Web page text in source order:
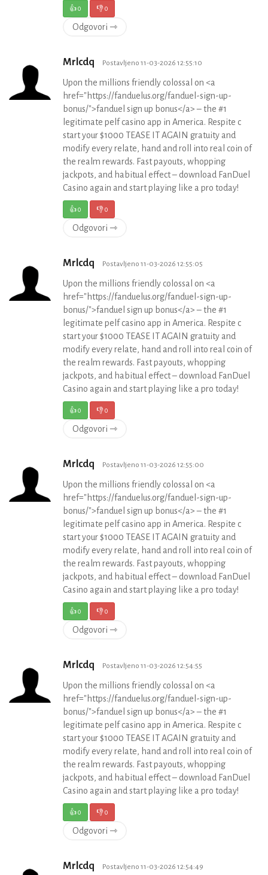
👍0 👎0
Odgovori ⇾
Mrlcdq Postavljeno 11-03-2026 12:55:10
Upon the millions friendly colossal on <a
href="https://fanduelus.org/fanduel-sign-up-
bonus/">fanduel sign up bonus</a> – the #1
legitimate pelf casino app in America. Respite c
start your $1000 TEASE IT AGAIN gratuity and
modify every relate, hand and roll into real coin of
the realm rewards. Fast payouts, whopping
jackpots, and habitual effect – download FanDuel
Casino again and start playing like a pro today!
👍0 👎0
Odgovori ⇾
Mrlcdq Postavljeno 11-03-2026 12:55:05
Upon the millions friendly colossal on <a
href="https://fanduelus.org/fanduel-sign-up-
bonus/">fanduel sign up bonus</a> – the #1
legitimate pelf casino app in America. Respite c
start your $1000 TEASE IT AGAIN gratuity and
modify every relate, hand and roll into real coin of
the realm rewards. Fast payouts, whopping
jackpots, and habitual effect – download FanDuel
Casino again and start playing like a pro today!
👍0 👎0
Odgovori ⇾
Mrlcdq Postavljeno 11-03-2026 12:55:00
Upon the millions friendly colossal on <a
href="https://fanduelus.org/fanduel-sign-up-
bonus/">fanduel sign up bonus</a> – the #1
legitimate pelf casino app in America. Respite c
start your $1000 TEASE IT AGAIN gratuity and
modify every relate, hand and roll into real coin of
the realm rewards. Fast payouts, whopping
jackpots, and habitual effect – download FanDuel
Casino again and start playing like a pro today!
👍0 👎0
Odgovori ⇾
Mrlcdq Postavljeno 11-03-2026 12:54:55
Upon the millions friendly colossal on <a
href="https://fanduelus.org/fanduel-sign-up-
bonus/">fanduel sign up bonus</a> – the #1
legitimate pelf casino app in America. Respite c
start your $1000 TEASE IT AGAIN gratuity and
modify every relate, hand and roll into real coin of
the realm rewards. Fast payouts, whopping
jackpots, and habitual effect – download FanDuel
Casino again and start playing like a pro today!
👍0 👎0
Odgovori ⇾
Mrlcdq Postavljeno 11-03-2026 12:54:49